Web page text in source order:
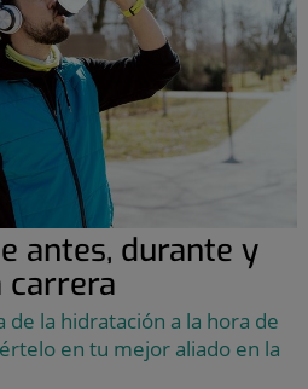
antes, durante y
carrera
la hidratación a la hora de
en tu mejor aliado en la